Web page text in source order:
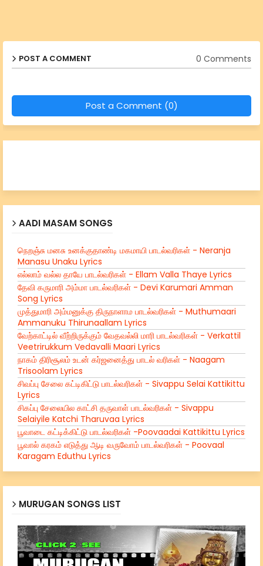
POST A COMMENT 0 Comments
Post a Comment (0)
AADI MASAM SONGS
நெறஞ்சு மனசு உனக்குதாண்டி மகமாயி பாடல்வரிகள் - Neranja
Manasu Unaku Lyrics
எல்லாம் வல்ல தாயே பாடல்வரிகள் - Ellam Valla Thaye Lyrics
தேவி கருமாரி அம்மா பாடல்வரிகள் - Devi Karumari Amman
Song Lyrics
முத்துமாரி அம்மனுக்கு திருநாளாம பாடல்வரிகள் - Muthumaari
Ammanuku Thirunaallam Lyrics
வேற்காட்டில் வீற்றிருக்கும் வேதவல்லி மாரி பாடல்வரிகள் - Verkattil
Veetrirukkum Vedavalli Maari Lyrics
நாகம் திரிசூலம் உடன் கர்ஜனைத்து பாடல் வரிகள் - Naagam
Trisoolam Lyrics
சிவப்பு சேலை கட்டிகிட்டு பாடல்வரிகள் - Sivappu Selai Kattikittu
Lyrics
சிகப்பு சேலையில காட்சி தருவாள் பாடல்வரிகள் - Sivappu
Selaiyile Katchi Tharuvaa Lyrics
பூவாடை கட்டிக்கிட்டு பாடல்வரிகள் -Poovaadai Kattikittu Lyrics
பூவால் கரகம் எடுத்து ஆடி வருவோம் பாடல்வரிகள் - Poovaal
Karagam Eduthu Lyrics
MURUGAN SONGS LIST